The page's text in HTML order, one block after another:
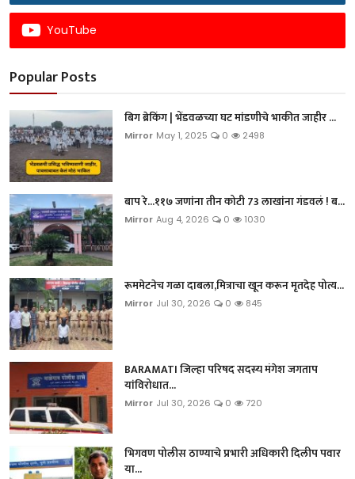
YouTube
Popular Posts
बिग ब्रेकिंग | भेंडवळच्या घट मांडणीचे भाकीत जाहीर ...
Mirror May 1, 2025 0 2498
बाप रे...११७ जणांना तीन कोटी 73 लाखांना गंडवलं ! ब...
Mirror Aug 4, 2026 0 1030
रूममेटनेच गळा दाबला,मित्राचा खून करून मृतदेह पोत्य...
Mirror Jul 30, 2026 0 845
BARAMATI जिल्हा परिषद सदस्य मंगेश जगताप
यांविरोधात...
Mirror Jul 30, 2026 0 720
भिगवण पोलीस ठाण्याचे प्रभारी अधिकारी दिलीप पवार
या...